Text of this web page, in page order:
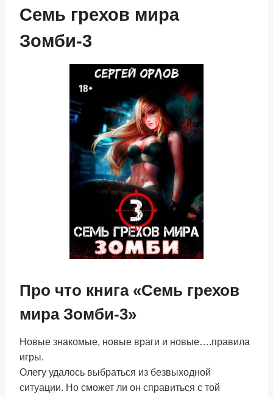
Семь грехов мира
Зомби-3
Про что книга «Семь грехов
мира Зомби-3»
Новые знакомые, новые враги и новые….правила
игры.
Олегу удалось выбраться из безвыходной
ситуации. Но сможет ли он справиться с той